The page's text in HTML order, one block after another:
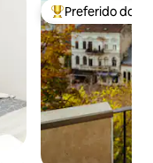
Entre os
Preferido dos